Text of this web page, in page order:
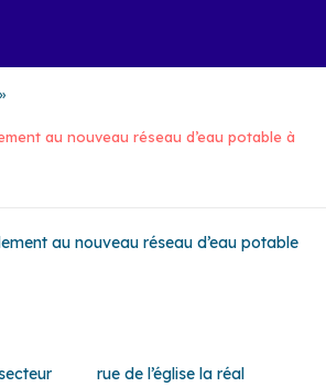
au nouveau réseau d’eau potable à
au nouveau réseau d’eau potable
rue de l’église la réal